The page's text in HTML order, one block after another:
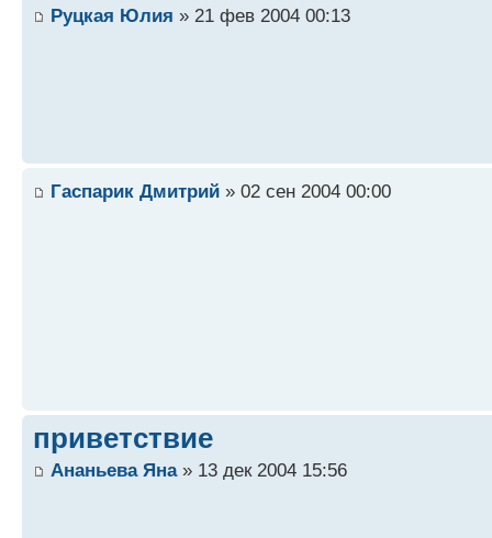
Руцкая Юлия » 21 фев 2004 00:13
Гаспарик Дмитрий » 02 сен 2004 00:00
приветствие
Ананьева Яна» 13 дек 2004 15:56